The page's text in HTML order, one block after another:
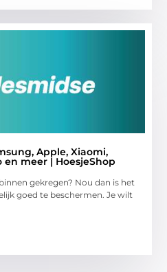
Apple, Xiaomi,
en meer | HoesjeShop
gekregen? Nou dan is het
goed te beschermen. Je wilt